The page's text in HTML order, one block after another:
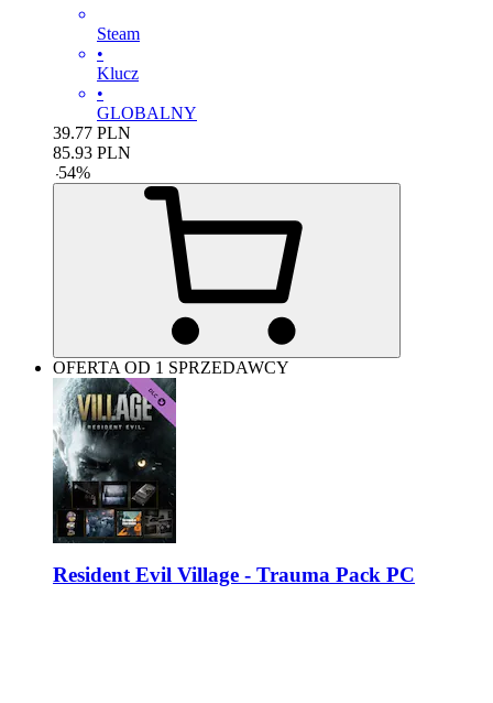
Steam
•
Klucz
•
GLOBALNY
39.77 PLN
85.93 PLN
-54%
OFERTA OD 1 SPRZEDAWCY
Resident Evil Village - Trauma Pack PC